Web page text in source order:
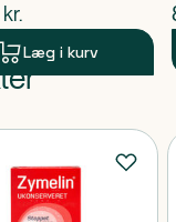
pris
kr.
Læg i kurv